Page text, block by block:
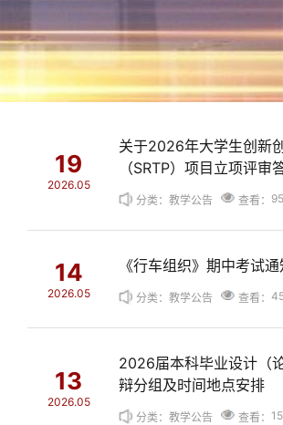
19
2026.05
关于2026年大学生创新
（SRTP）项目立项评审
分类：教学公告 查看：
14
2026.05
《行车组织》期中考试通
分类：教学公告 查看：
13
2026.05
2026届本科毕业设计（
辩分组及时间地点安排
分类：教学公告 查看：